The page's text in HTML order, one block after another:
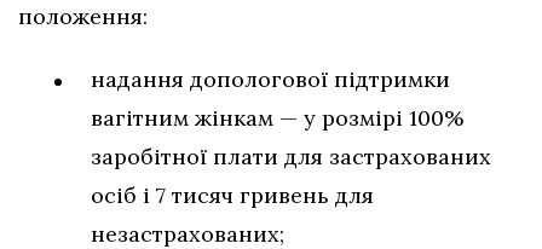
положення:
надання допологової підтримки
вагітним жінкам — у розмірі 100%
заробітної плати для застрахованих
осіб і 7 тисяч гривень для
незастрахованих;